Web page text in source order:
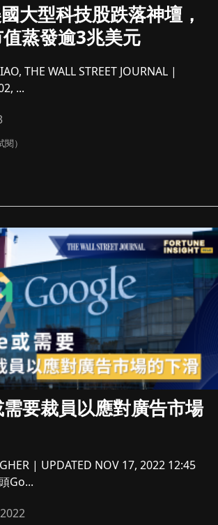
大型科技股跌落神壇，
蒸發逾3兆美元
THE WALL STREET JOURNAL |
...
）
要裁員以應對廣告市場
| UPDATED NOV 17, 2022 12:45
Go...